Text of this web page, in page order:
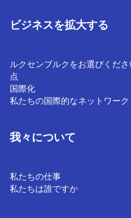
ビジネスを拡大する
ルクセンブルクをお選びくだ
点
国際化
私たちの国際的なネットワーク
我々について
私たちの仕事
私たちは誰ですか